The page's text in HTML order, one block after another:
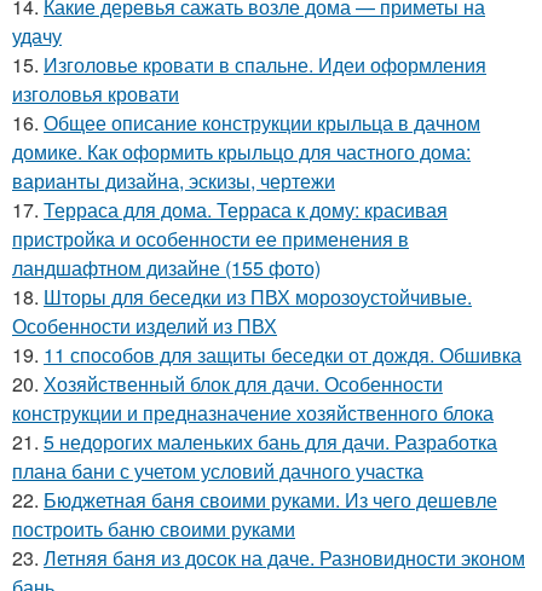
14. Какие деревья сажать возле дома — приметы на
удачу
15. Изголовье кровати в спальне. Идеи оформления
изголовья кровати
16. Общее описание конструкции крыльца в дачном
домике. Как оформить крыльцо для частного дома:
варианты дизайна, эскизы, чертежи
17. Терраса для дома. Терраса к дому: красивая
пристройка и особенности ее применения в
ландшафтном дизайне (155 фото)
18. Шторы для беседки из ПВХ морозоустойчивые.
Особенности изделий из ПВХ
19. 11 способов для защиты беседки от дождя. Обшивка
20. Хозяйственный блок для дачи. Особенности
конструкции и предназначение хозяйственного блока
21. 5 недорогих маленьких бань для дачи. Разработка
плана бани с учетом условий дачного участка
22. Бюджетная баня своими руками. Из чего дешевле
построить баню своими руками
23. Летняя баня из досок на даче. Разновидности эконом